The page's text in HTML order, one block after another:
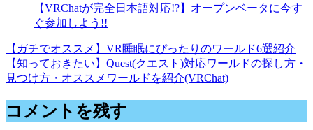
【VRChatが完全日本語対応!?】オープンベータに今す
ぐ参加しよう!!
投
稿
ナ
ビ
【ガチでオススメ】VR睡眠にぴったりのワールド6選紹介
【知っておきたい】Quest(クエスト)対応ワールドの探し方・
見つけ方・オススメワールドを紹介(VRChat)
コメントを残す